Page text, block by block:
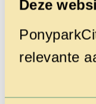
Deze
relevante